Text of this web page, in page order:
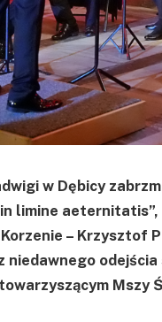
w Dębicy
limine
– Krzysztof
Mszy